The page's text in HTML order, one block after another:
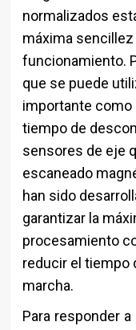
normalizados
máxima
funcionamiento.
que se puede
importante como
tiempo de
sensores de eje
escaneado
han sido
garantizar la
procesamiento
reducir el tiempo
marcha.
Para responder